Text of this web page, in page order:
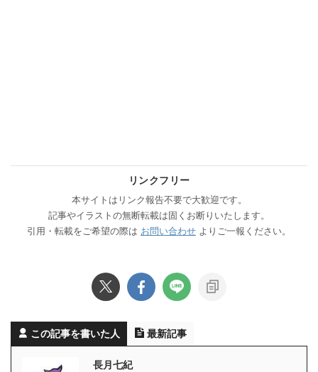
リンクフリー
本サイトはリンク報告不要で大歓迎です。
記事やイラストの無断転載は固くお断りいたします。
引用・転載をご希望の際は お問い合わせ よりご一報ください。
この記事を書いた人 最新記事
長月七紀